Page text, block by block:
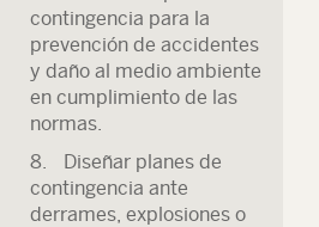
contingencia para la
prevención de accidentes
y daño al medio ambiente
en cumplimiento de las
normas.
8. Diseñar planes de
contingencia ante
derrames, explosiones o